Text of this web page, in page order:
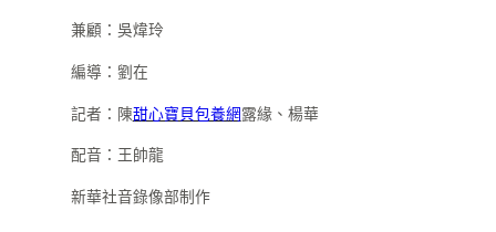
兼顧：吳煒玲
編導：劉在
記者：陳甜心寶貝包養網露緣、楊華
配音：王帥龍
新華社音錄像部制作